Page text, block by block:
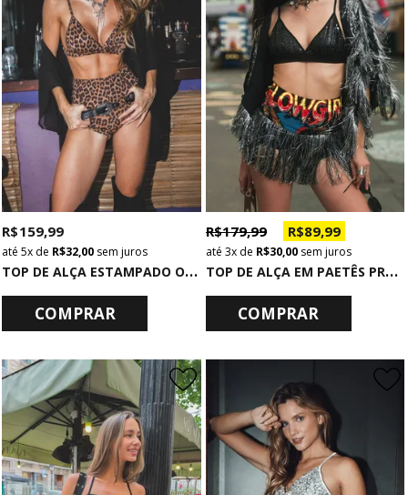
T
OP DE ALÇA ESTAMPADO ONCINHA
R$ 159,99
5x de R$ 32,00 sem juros
COMPRAR
T
OP DE ALÇA EM PAETÊS PRETO COM REGULAGEM
R$ 179,99 R$ 89,99
3xde R$ 30,00sem juros
COMPRAR